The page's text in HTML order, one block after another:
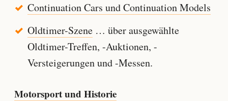
Continuation Cars und Continuation Models
Oldtimer-Szene… über ausgewählte
Oldtimer-Treffen, -Auktionen, -
Versteigerungen und -Messen.
Motorsport und Historie